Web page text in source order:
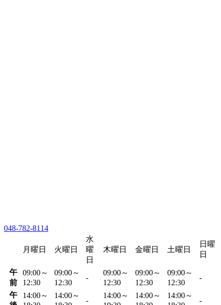
048-782-8114
月曜日 火曜日
水
曜
日
木曜日 金曜日 土曜日
日曜
日
午
前
09:00～
12:30
09:00～
12:30
-
09:00～
12:30
09:00～
12:30
09:00～
12:30
-
午
14:00～
14:00～
-
14:00～
14:00～
14:00～
-